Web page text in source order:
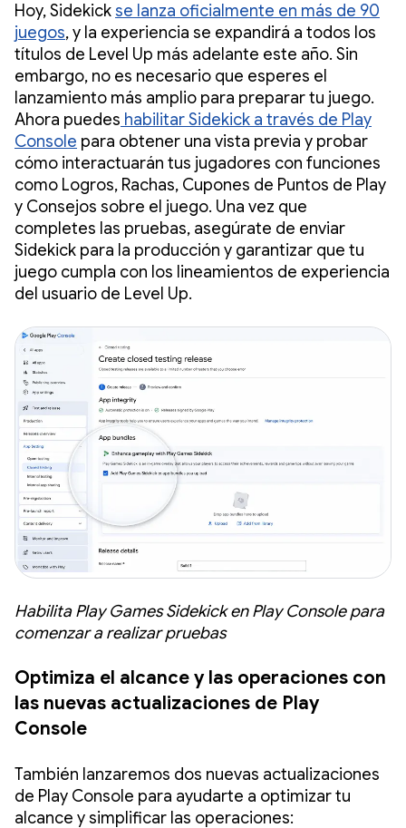
Hoy, Sidekickse lanza oficialmente en más de 90
juegos, y la experiencia se expandirá a todos los
títulos de Level Up más adelante este año. Sin
embargo, no es necesario que esperes el
lanzamiento más amplio para preparar tu juego.
Ahora puedes habilitar Sidekick a través de Play
Console para obtener una vista previa y probar
cómo interactuarán tus jugadores con funciones
como Logros, Rachas, Cupones de Puntos de Play
y Consejos sobre el juego. Una vez que
completes las pruebas, asegúrate de enviar
Sidekick para la producción y garantizar que tu
juego cumpla con los lineamientos de experiencia
del usuario de Level Up.
Habilita Play Games Sidekick en Play Console para
comenzar a realizar pruebas
Optimiza el alcance y las operaciones con
las nuevas actualizaciones de Play
Console
También lanzaremos dos nuevas actualizaciones
de Play Console para ayudarte a optimizar tu
alcance y simplificar las operaciones: